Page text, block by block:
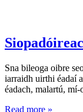
Sna bileoga oibre
iarraidh uirthi éadaí
éadach, malartú,
Read more »